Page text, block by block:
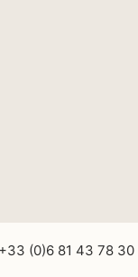
(0)6 81 43 78 30 |